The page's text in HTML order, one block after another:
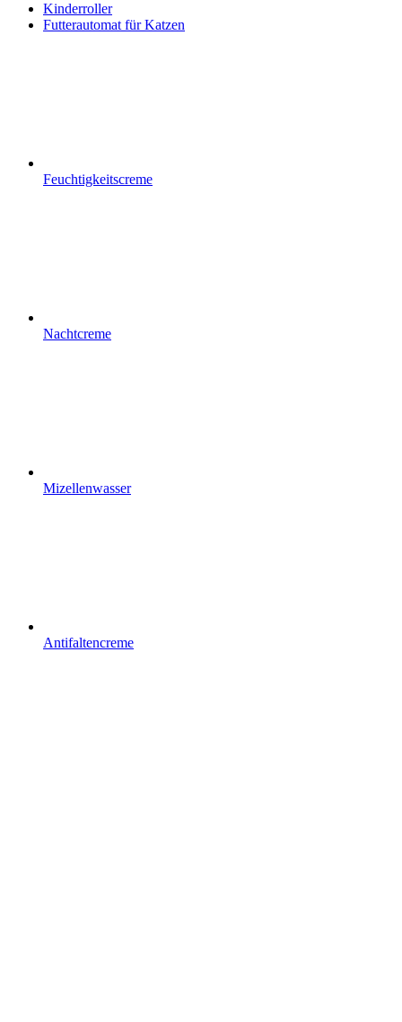
Kinderroller
Futterautomat für Katzen
Feuchtigkeitscreme
Nachtcreme
Mizellenwasser
Antifaltencreme